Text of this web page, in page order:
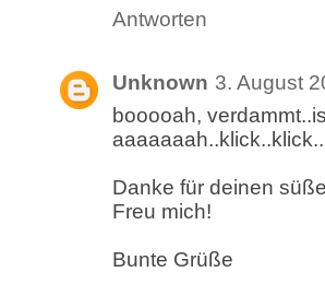
Antworten
Unknown 3. August
booooah,
Danke für deinen
Freu mich!
Bunte Grüße